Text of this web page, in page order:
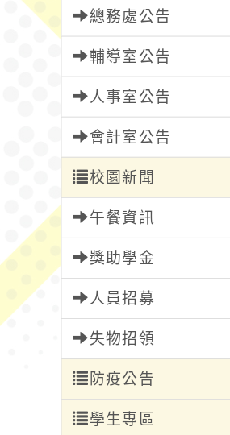
總務處公告
輔導室公告
人事室公告
會計室公告
校園新聞
午餐資訊
獎助學金
人員招募
失物招領
防疫公告
學生專區